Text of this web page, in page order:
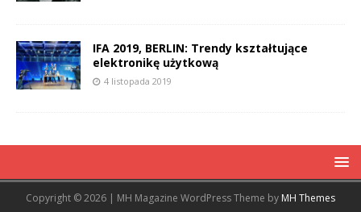
IFA 2019, BERLIN: Trendy kształtujące
elektronikę użytkową
4 listopada 2019
Copyright © 2026 | MH Magazine WordPress Theme by MH Themes